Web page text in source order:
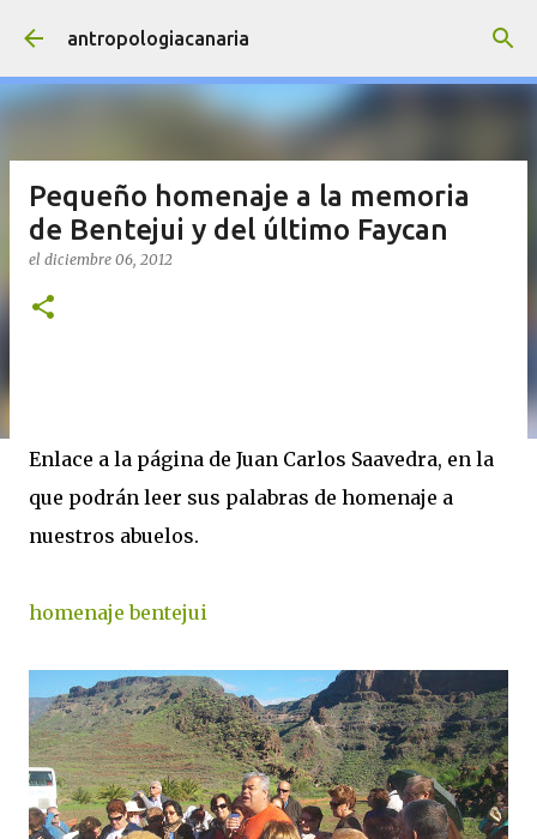
Ir al contenido principal
antropologiacanaria
Pequeño homenaje a la memoria
de Bentejui y del último Faycan
el diciembre 06, 2012
Enlace a la página de Juan Carlos Saavedra, en la
que podrán leer sus palabras de homenaje a
nuestros abuelos.
homenaje bentejui